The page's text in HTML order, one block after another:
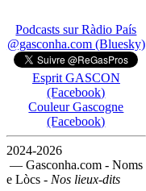
Podcasts sur Ràdio País
@gasconha.com (Bluesky)
Esprit GASCON
(Facebook)
Couleur Gascogne
(Facebook)
2024-2026
— Gasconha.com - Noms
e Lòcs - Nos lieux-dits